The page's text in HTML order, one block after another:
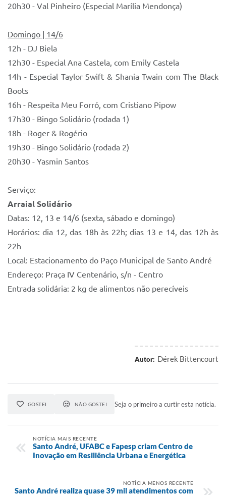
20h30 - Val Pinheiro (Especial Marília Mendonça)
Domingo | 14/6
12h - DJ Biela
12h30 - Especial Ana Castela, com Emily Castela
14h - Especial Taylor Swift & Shania Twain com The Black
Boots
16h - Respeita Meu Forró, com Cristiano Pipow
17h30 - Bingo Solidário (rodada 1)
18h - Roger & Rogério
19h30 - Bingo Solidário (rodada 2)
20h30 - Yasmin Santos
Serviço:
Arraial Solidário
Datas: 12, 13 e 14/6 (sexta, sábado e domingo)
Horários: dia 12, das 18h às 22h; dias 13 e 14, das 12h às
22h
Local: Estacionamento do Paço Municipal de Santo André
Endereço: Praça IV Centenário, s/n - Centro
Entrada solidária: 2 kg de alimentos não perecíveis
Autor: Dérek Bittencourt
GOSTEI NÃO GOSTEI Seja o primeiro a curtir esta notícia.
NOTÍCIA MAIS RECENTE
Santo André, UFABC e Fapesp criam Centro de
Inovação em Resiliência Urbana e Energética
NOTÍCIA MENOS RECENTE
Santo André realiza quase 39 mil atendimentos com